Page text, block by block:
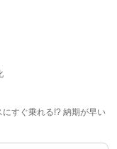
にすぐ乗れる!? 納期が早い